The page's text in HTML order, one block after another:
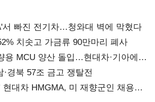
서 빠진 전기차…청와대 벽에 막혔다
치솟고 가금류 90만마리 폐사
용 MCU 양산 돌입…현대차·기아에
·경북 57조 금고 쟁탈전
현대차 HMGMA, 미 재향군인 채용